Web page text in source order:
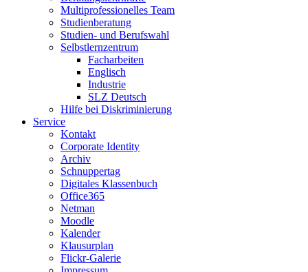
Multiprofessionelles Team
Studienberatung
Studien- und Berufswahl
Selbstlernzentrum
Facharbeiten
Englisch
Industrie
SLZ Deutsch
Hilfe bei Diskriminierung
Service
Kontakt
Corporate Identity
Archiv
Schnuppertag
Digitales Klassenbuch
Office365
Netman
Moodle
Kalender
Klausurplan
Flickr-Galerie